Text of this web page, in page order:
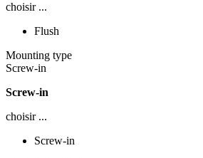
choisir ...
Flush
Mounting type
Screw-in
Screw-in
choisir ...
Screw-in